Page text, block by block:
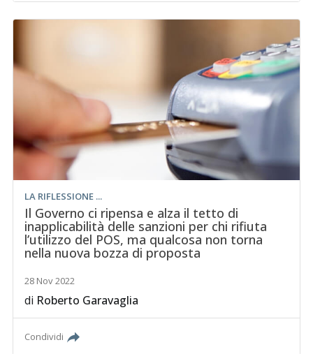
LA RIFLESSIONE ...
Il Governo ci ripensa e alza il tetto di
inapplicabilità delle sanzioni per chi rifiuta
l’utilizzo del POS, ma qualcosa non torna
nella nuova bozza di proposta
28 Nov 2022
di Roberto Garavaglia
Condividi